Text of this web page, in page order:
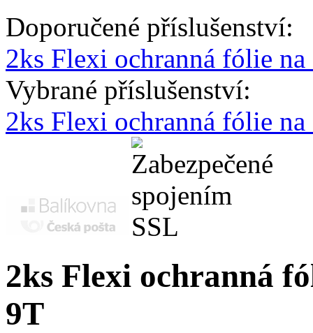
Doporučené příslušenství:
2ks Flexi ochranná fólie
Vybrané příslušenství:
2ks Flexi ochranná fólie
2ks Flexi ochranná
9T